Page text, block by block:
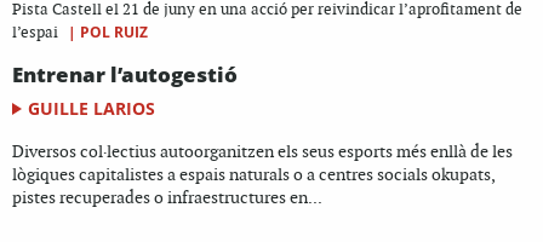
Pista Castell el 21 de juny en una acció per reivindicar l’aprofitament de
l’espai
| POL RUIZ
Entrenar l’autogestió
GUILLE LARIOS
Diversos col·lectius autoorganitzen els seus esports més enllà de les
lògiques capitalistes a espais naturals o a centres socials okupats,
pistes recuperades o infraestructures en...